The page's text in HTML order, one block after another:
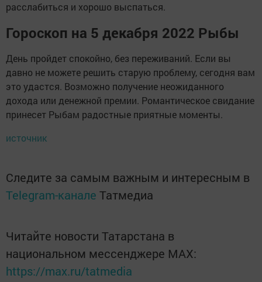
расслабиться и хорошо выспаться.
Гороскоп на 5 декабря 2022 Рыбы
День пройдет спокойно, без переживаний. Если вы
давно не можете решить старую проблему, сегодня вам
это удастся. Возможно получение неожиданного
дохода или денежной премии. Романтическое свидание
принесет Рыбам радостные приятные моменты.
источник
Следите за самым важным и интересным в
Telegram-канале Татмедиа
Читайте новости Татарстана в
национальном мессенджере MАХ:
https://max.ru/tatmedia